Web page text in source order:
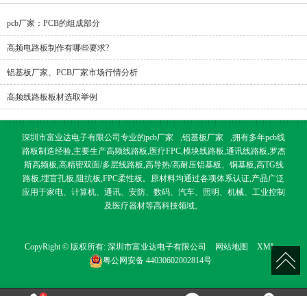
pcb厂家：PCB的组成部分
高频电路板制作有哪些要求?
铝基板厂家、PCB厂家市场行情分析
高频线路板板材选取举例
深圳市富业达电子有限公司专业的pcb厂家 ,铝基板厂家
,拥有多年pcb线
路板制造经验,主要生产高频线路板,医疗FPC,模块线路板,通讯线路板,罗杰
斯高频板,高精密双面/多层线路板,高导热/高耐压铝基板、铜基板,高TG线
路板,埋盲孔板,阻抗板,FPC柔性板。原材料均通过各项体系认证,产品广泛
应用于家电、计算机、通讯、安防、数码、汽车、照明、机械、工业控制
及医疗器材等高科技领域。
CopyRight © 版权所有: 深圳市富业达电子有限公司 网站地图
XML
粤公网安备44030602002814号